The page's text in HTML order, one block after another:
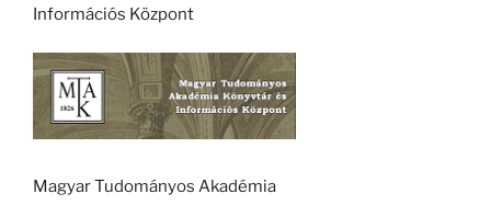
Információs Központ
Magyar Tudományos Akadémia